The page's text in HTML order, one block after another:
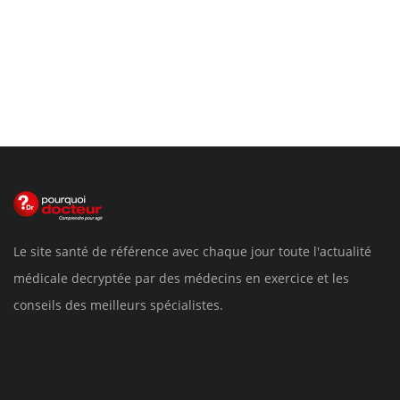
Le site santé de référence avec chaque jour toute l'actualité
médicale decryptée par des médecins en exercice et les
conseils des meilleurs spécialistes.